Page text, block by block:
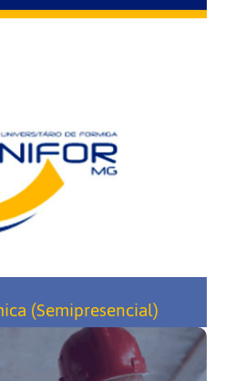
(Semipresencial)